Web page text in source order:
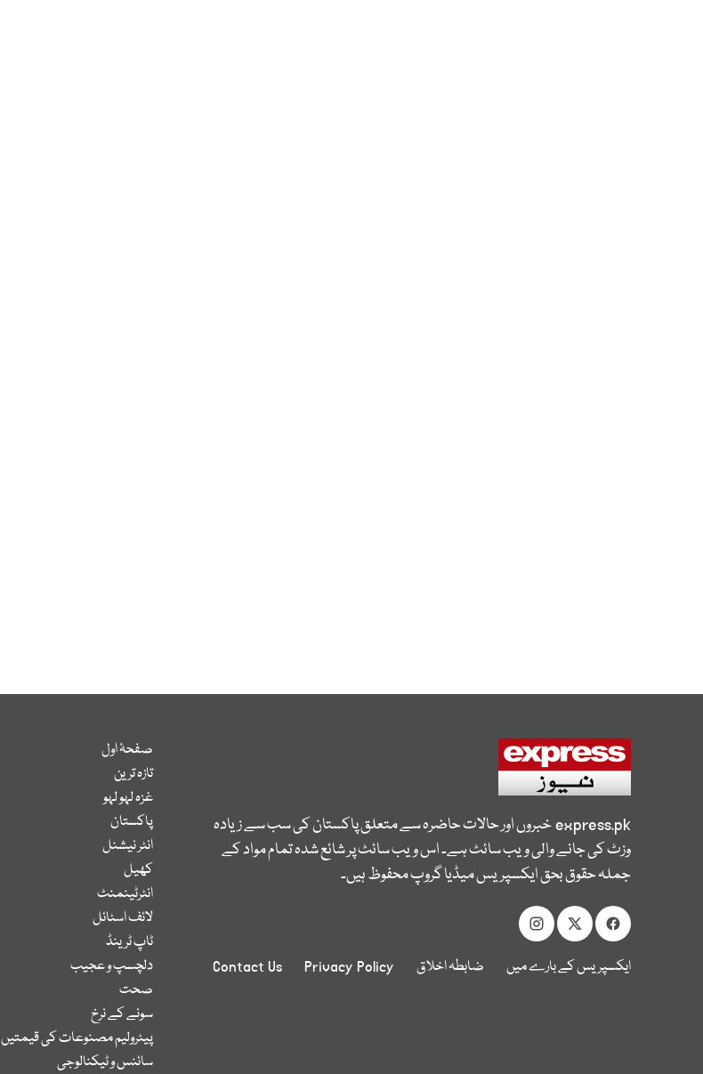
express.pkخبروں اور حالات حاضرہ سے متعلق پاکستان کی سب سے زیادہ
وزٹ کی جانے والی ویب سائٹ ہے۔ اس ویب سائٹ پر شائع شدہ تمام مواد کے
جملہ حقوق بحق ایکسپریس میڈیا گروپ محفوظ ہیں۔
ایکسپریس کے بارے میں ضابطہ اخلاق Privacy Policy
Contact Us
صفحۂ اول
تازہ ترین
غزہ لہو لہو
پاکستان
انٹر نیشنل
کھیل
انٹرٹینمنٹ
لائف اسٹائل
ٹاپ ٹرینڈ
دلچسپ و عجیب
صحت
سونے کے نرخ
پیٹرولیم مصنوعات کی قیمتیں
سائنس و ٹیکنالوجی